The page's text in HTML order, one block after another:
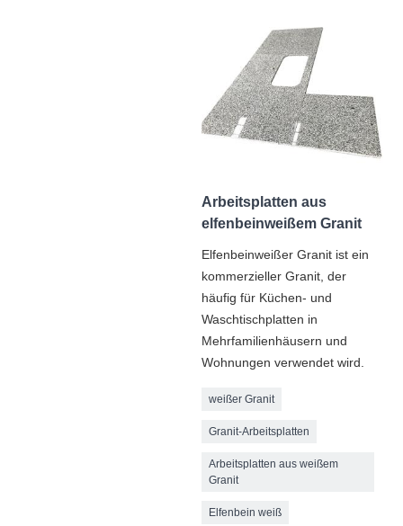
Arbeitsplatten aus
elfenbeinweißem Granit
Elfenbeinweißer Granit ist ein
kommerzieller Granit, der
häufig für Küchen- und
Waschtischplatten in
Mehrfamilienhäusern und
Wohnungen verwendet wird.
weißer Granit
Granit-Arbeitsplatten
Arbeitsplatten aus weißem
Granit
Elfenbein weiß